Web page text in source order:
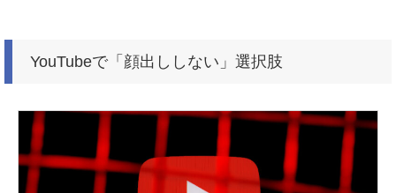
YouTubeで「顔出ししない」選択肢